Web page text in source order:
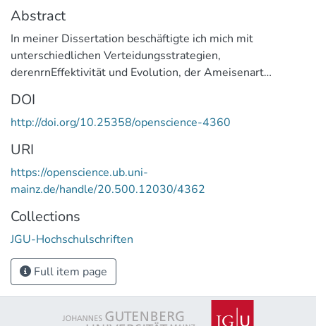
Abstract
In meiner Dissertation beschäftigte ich mich mit
unterschiedlichen Verteidungsstrategien,
derenrnEffektivität und Evolution, der Ameisenart
gegenüberrneinem sozialen Parasiten - der
nahverwandten, sklavenhaltenden Art
Protomognathusrnamericanus (“Sklavenhalter”). Wir
entdeckten eine neue Kategorie der
Verteidigungsstrategie,rnwelche es dem Wirten
ermöglicht, flexibel auf die nicht vorhersagbaren Angriffe
des Parasitenrnzu reagieren. Darüber hinaus erforschten
wir, wie die Wirte ihre kollektive Verteidigung an
einernVielzahl unterschiedlicher Angreifer anpassen
können. Wir konnten feststellen, dass Wirte in derrnLage
sind ihre kollektive Verteidigung dem Grad der
Selektion die Verteidigung gegen unterschiedliche Typen
DOI
http://doi.org/10.25358/openscience-4360
URI
https://openscience.ub.uni-
mainz.de/handle/20.500.12030/4362
Collections
JGU-Hochschulschriften
Full item page